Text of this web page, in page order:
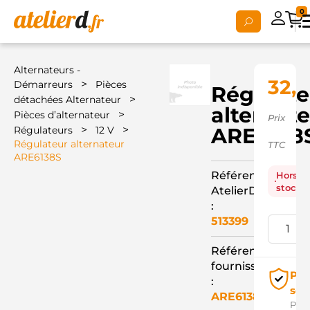
0
Alternateurs -
Démarreurs
>
Pièces
détachées Alternateur
>
Pièces d’alternateur >
Régulateurs > 12 V >
Régulateur alternateur
ARE6138S
Référence
AtelierD
:
513399
Référence
fournisseur
:
ARE6138S
Prix
TTC
Hors
stock